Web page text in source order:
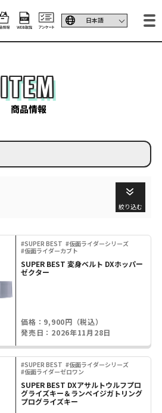
ITEM
商品情報
絞り込む
#SUPER BEST #仮面ライダーシリーズ
#仮面ライダーカブト
SUPER BEST 変身ベルト DXホッパー
ゼクター
価格：9,900円（税込）
発売日：2026年11月28日
#SUPER BEST #仮面ライダーシリーズ
#仮面ライダーゼロワン
SUPER BEST DXアサルトウルフプロ
グライズキー＆ランペイジガトリング
プログライズキー